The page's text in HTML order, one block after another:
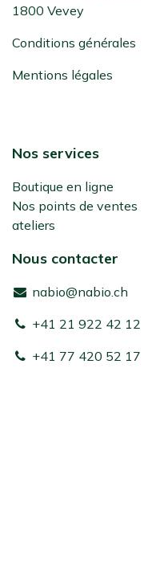
1800 Vevey
Conditions générales
Mentions légales
Nos services
Boutique en ligne
Nos points de ventes
ateliers
Nous contacter
nabio@nabio.ch
+41 21 922 42 12
+41 77 420 52 17